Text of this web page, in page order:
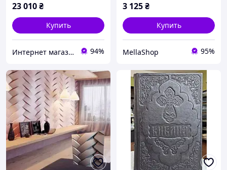
23 010₴
Купить
Интернет магазин "Grifons" 94%
японського,
3 125₴
Купить
MellaShop 95%